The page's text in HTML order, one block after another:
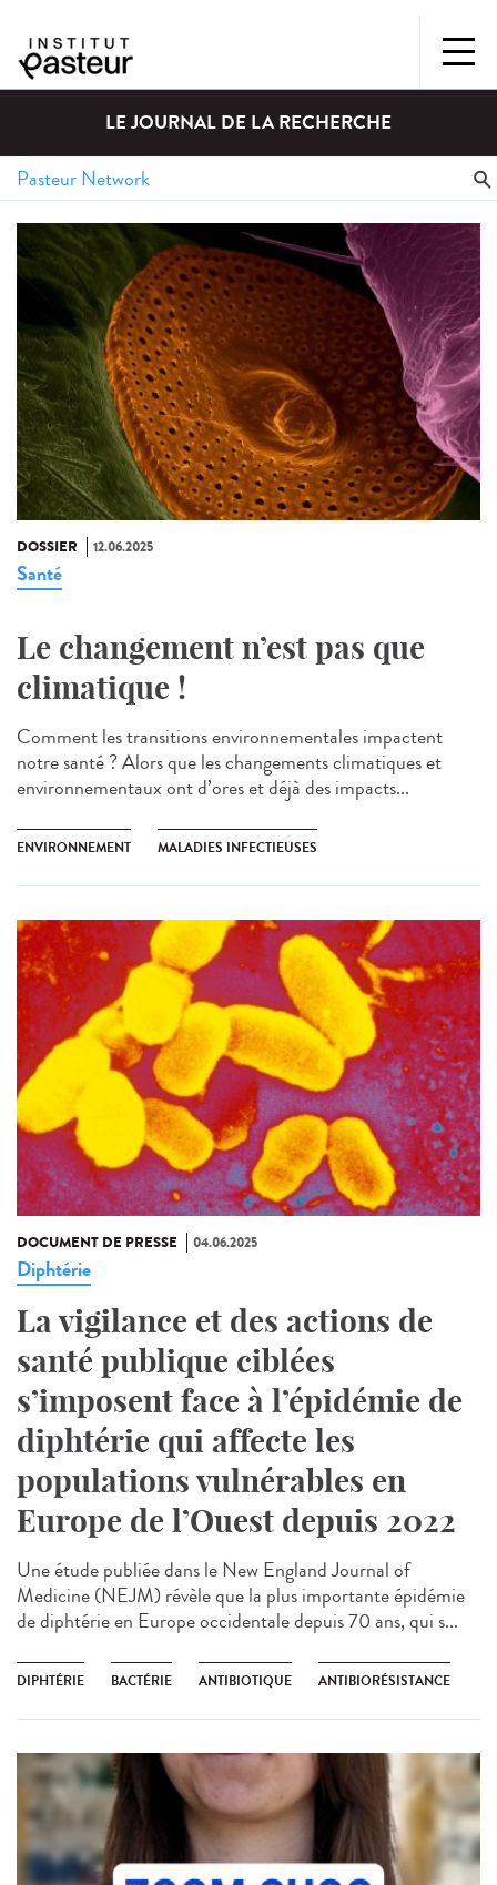
LE JOURNAL DE LA RECHERCHE
DOSSIER 12.06.2025
Santé
Le changement n’est pas que
climatique !
Comment les transitions environnementales impactent
notre santé ? Alors que les changements climatiques et
environnementaux ont d’ores et déjà des impacts...
ENVIRONNEMENT MALADIES INFECTIEUSES
DOCUMENT DE PRESSE 04.06.2025
Diphtérie
La vigilance et des actions de
santé publique ciblées
s’imposent face à l’épidémie de
diphtérie qui affecte les
populations vulnérables en
Europe de l’Ouest depuis 2022
Une étude publiée dans le New England Journal of
Medicine (NEJM) révèle que la plus importante épidémie
de diphtérie en Europe occidentale depuis 70 ans, qui s...
DIPHTÉRIE BACTÉRIE ANTIBIOTIQUE ANTIBIORÉSISTANCE